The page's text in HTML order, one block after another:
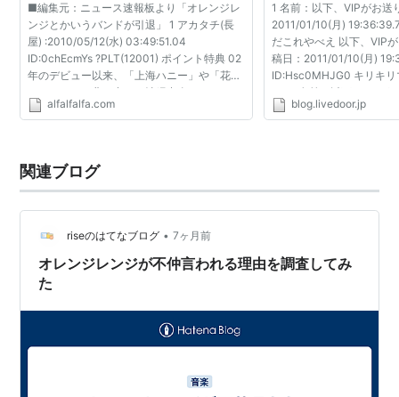
■編集元：ニュース速報板より「オレンジレ
ンジとかいうバンドが引退」 1 アカタチ(長
屋) :2010/05/12(水) 03:49:51.04
ID:0chEcmYs ?PLT(12001) ポイント特典 02
年のデビュー以来、「上海ハニー」や「花」
など、ヒット曲を出した沖縄出身バンドの
「ORANGE RANGE」が、レコード会社との
alfalfalfa.com
1 名前：以下、VIPがお送
2011/01/10(月)
だこれやべえ 以下、VIP
稿日：2011/01/10(月)
ID:Hsc0MHJG0 キリキリ
た 11 名前：以下、VIPが
日：2011/01/10(月)
blog.livedoor.jp
関連ブログ
riseのはてなブログ • 7ヶ月前
オレンジレンジが不仲言われる理由を調査してみ
た